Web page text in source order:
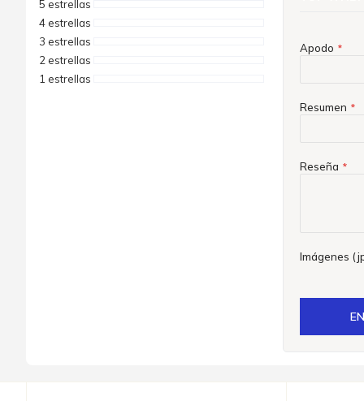
5 estrellas
4 estrellas
3 estrellas
2 estrellas
1 estrellas
Apodo
Resumen
Reseña
Imágenes